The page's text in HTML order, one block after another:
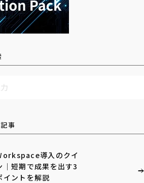
事
導入のクイ
｜短期で成果を出す3
イントを解説